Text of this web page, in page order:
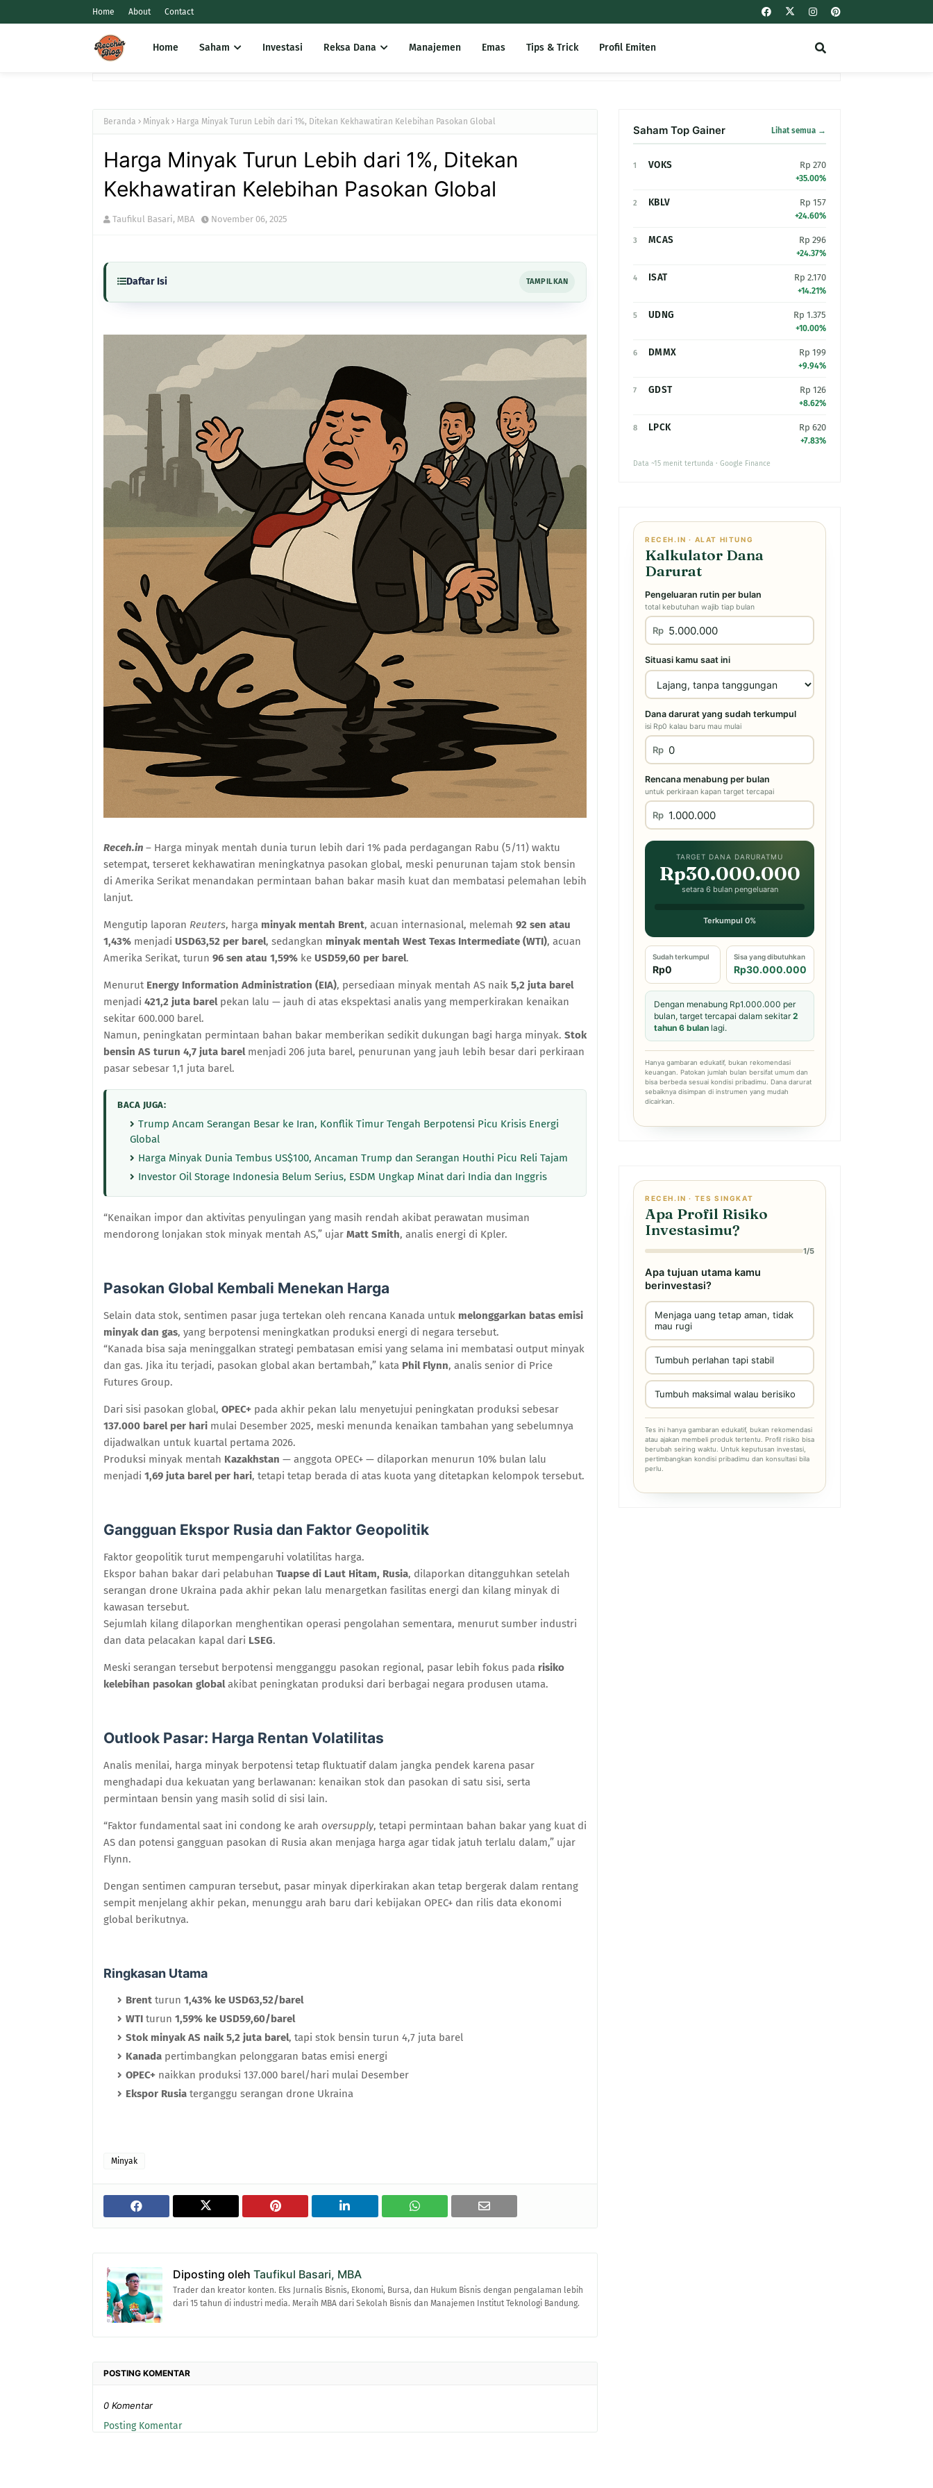
Home About Contact
Home Saham Investasi Reksa Dana Manajemen Emas Tips & Trick Profil Emiten
Beranda Minyak Harga Minyak Turun Lebih dari 1%, Ditekan Kekhawatiran Kelebihan Pasokan Global
Harga Minyak Turun Lebih dari 1%, Ditekan
Kekhawatiran Kelebihan Pasokan Global
Taufikul Basari, MBA November 06, 2025
Daftar Isi TAMPILKAN
Receh.in – Harga minyak mentah dunia turun lebih dari 1% pada perdagangan Rabu (5/11) waktu
setempat, terseret kekhawatiran meningkatnya pasokan global, meski penurunan tajam stok bensin
di Amerika Serikat menandakan permintaan bahan bakar masih kuat dan membatasi pelemahan lebih
lanjut.
Mengutip laporan Reuters, harga minyak mentah Brent, acuan internasional, melemah 92 sen atau
1,43% menjadi USD63,52 per barel, sedangkan minyak mentah West Texas Intermediate (WTI), acuan
Amerika Serikat, turun 96 sen atau 1,59% ke USD59,60 per barel.
Menurut Energy Information Administration (EIA), persediaan minyak mentah AS naik 5,2 juta barel
menjadi 421,2 juta barelpekan lalu — jauh di atas ekspektasi analis yang memperkirakan kenaikan
sekitar 600.000 barel.
Namun, peningkatan permintaan bahan bakar memberikan sedikit dukungan bagi harga minyak. Stok
bensin AS turun 4,7 juta barelmenjadi 206 juta barel, penurunan yang jauh lebih besar dari perkiraan
pasar sebesar 1,1 juta barel.
BACA JUGA:
Trump Ancam Serangan Besar ke Iran, Konflik Timur Tengah Berpotensi Picu Krisis Energi
Global
Harga Minyak Dunia Tembus US$100, Ancaman Trump dan Serangan Houthi Picu Reli Tajam
Investor Oil Storage Indonesia Belum Serius, ESDM Ungkap Minat dari India dan Inggris
“Kenaikan impor dan aktivitas penyulingan yang masih rendah akibat perawatan musiman
mendorong lonjakan stok minyak mentah AS,” ujar Matt Smith, analis energi di Kpler.
Pasokan Global Kembali Menekan Harga
Selain data stok, sentimen pasar juga tertekan oleh rencana Kanada untuk melonggarkan batas emisi
minyak dan gas, yang berpotensi meningkatkan produksi energi di negara tersebut.
“Kanada bisa saja meninggalkan strategi pembatasan emisi yang selama ini membatasi output minyak
dan gas. Jika itu terjadi, pasokan global akan bertambah,” kata Phil Flynn, analis senior di Price
Futures Group.
Dari sisi pasokan global, OPEC+ pada akhir pekan lalu menyetujui peningkatan produksi sebesar
137.000 barel per hari mulai Desember 2025, meski menunda kenaikan tambahan yang sebelumnya
dijadwalkan untuk kuartal pertama 2026.
Produksi minyak mentah Kazakhstan — anggota OPEC+ — dilaporkan menurun 10% bulan lalu
menjadi 1,69 juta barel per hari, tetapi tetap berada di atas kuota yang ditetapkan kelompok tersebut.
Gangguan Ekspor Rusia dan Faktor Geopolitik
Faktor geopolitik turut mempengaruhi volatilitas harga.
Ekspor bahan bakar dari pelabuhan Tuapse di Laut Hitam, Rusia, dilaporkan ditangguhkan setelah
serangan drone Ukraina pada akhir pekan lalu menargetkan fasilitas energi dan kilang minyak di
kawasan tersebut.
Sejumlah kilang dilaporkan menghentikan operasi pengolahan sementara, menurut sumber industri
dan data pelacakan kapal dari LSEG.
Meski serangan tersebut berpotensi mengganggu pasokan regional, pasar lebih fokus pada risiko
kelebihan pasokan globalakibat peningkatan produksi dari berbagai negara produsen utama.
Outlook Pasar: Harga Rentan Volatilitas
Analis menilai, harga minyak berpotensi tetap fluktuatif dalam jangka pendek karena pasar
menghadapi dua kekuatan yang berlawanan: kenaikan stok dan pasokan di satu sisi, serta
permintaan bensin yang masih solid di sisi lain.
“Faktor fundamental saat ini condong ke arah oversupply, tetapi permintaan bahan bakar yang kuat di
AS dan potensi gangguan pasokan di Rusia akan menjaga harga agar tidak jatuh terlalu dalam,” ujar
Flynn.
Dengan sentimen campuran tersebut, pasar minyak diperkirakan akan tetap bergerak dalam rentang
sempit menjelang akhir pekan, menunggu arah baru dari kebijakan OPEC+ dan rilis data ekonomi
global berikutnya.
Ringkasan Utama
Brent turun 1,43% ke USD63,52/barel
WTI turun 1,59% ke USD59,60/barel
Stok minyak AS naik 5,2 juta barel, tapi stok bensin turun 4,7 juta barel
Kanada pertimbangkan pelonggaran batas emisi energi
OPEC+ naikkan produksi 137.000 barel/hari mulai Desember
Ekspor Rusia terganggu serangan drone Ukraina
Minyak
Diposting oleh Taufikul Basari, MBA
Trader dan kreator konten. Eks Jurnalis Bisnis, Ekonomi, Bursa, dan Hukum Bisnis dengan pengalaman lebih
dari 15 tahun di industri media. Meraih MBA dari Sekolah Bisnis dan Manajemen Institut Teknologi Bandung.
POSTING KOMENTAR
0 Komentar
Posting Komentar
Saham Top Gainer Lihat semua →
1 VOKS Rp 270
+35.00%
2 KBLV Rp 157
+24.60%
3 MCAS Rp 296
+24.37%
4 ISAT Rp 2.170
+14.21%
5 UDNG Rp 1.375
+10.00%
6 DMMX Rp 199
+9.94%
7 GDST Rp 126
+8.62%
8 LPCK Rp 620
+7.83%
Data ~15 menit tertunda · Google Finance
RECEH.IN · ALAT HITUNG
Kalkulator Dana
Darurat
Pengeluaran rutin per bulan
total kebutuhan wajib tiap bulan
Rp
Situasi kamu saat ini
Dana darurat yang sudah terkumpul
isi Rp0 kalau baru mau mulai
Rp
Rencana menabung per bulan
untuk perkiraan kapan target tercapai
Rp
TARGET DANA DARURATMU
Rp30.000.000
setara 6 bulan pengeluaran
Terkumpul 0%
Sudah terkumpul
Rp0
Sisa yang dibutuhkan
Rp30.000.000
Dengan menabung Rp1.000.000 per
bulan, target tercapai dalam sekitar2
tahun 6 bulan lagi.
Hanya gambaran edukatif, bukan rekomendasi
keuangan. Patokan jumlah bulan bersifat umum dan
bisa berbeda sesuai kondisi pribadimu. Dana darurat
sebaiknya disimpan di instrumen yang mudah
dicairkan.
RECEH.IN · TES SINGKAT
Apa Profil Risiko
Investasimu?
1/5
Apa tujuan utama kamu
berinvestasi?
Menjaga uang tetap aman, tidak
mau rugi
Tumbuh perlahan tapi stabil
Tumbuh maksimal walau berisiko
Tes ini hanya gambaran edukatif, bukan rekomendasi
atau ajakan membeli produk tertentu. Profil risiko bisa
berubah seiring waktu. Untuk keputusan investasi,
pertimbangkan kondisi pribadimu dan konsultasi bila
perlu.